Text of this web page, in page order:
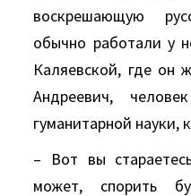
воскрешающую
обычно работали у
Каляевской, где он
Андреевич,
гуманитарной науки,
– Вот вы
может, спорить